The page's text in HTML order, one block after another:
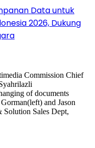
Data untuk
2026, Dukung